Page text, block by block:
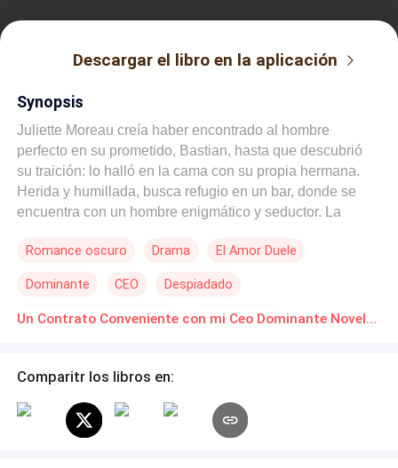
Descargar el libro en la aplicación
Synopsis
Juliette Moreau creía haber encontrado al hombre
perfecto en su prometido, Bastian, hasta que descubrió
su traición: lo halló en la cama con su propia hermana.
Herida y humillada, busca refugio en un bar, donde se
encuentra con un hombre enigmático y seductor. La
jamás imaginó que aquel hombre sería su propio jefe:
acaudalado, sorprende a Juliette con una propuesta de
matrimonio poco convencional: un contrato sin amor. Sin
personales y las exigencias de los negocios. Sus celos y
desestabilizar la relación, sobre todo porque él no planea
tener hijos, mientras Juliette lleva en su vientre el fruto de
Romance oscuro Drama El Amor Duele
Dominante CEO Despiadado
Matrimonio por Contrato Malentendido Un Contrato Conveniente con mi Ceo Dominante Novelas Online Descarga gratuita de PDF
Comparitr los libros en: